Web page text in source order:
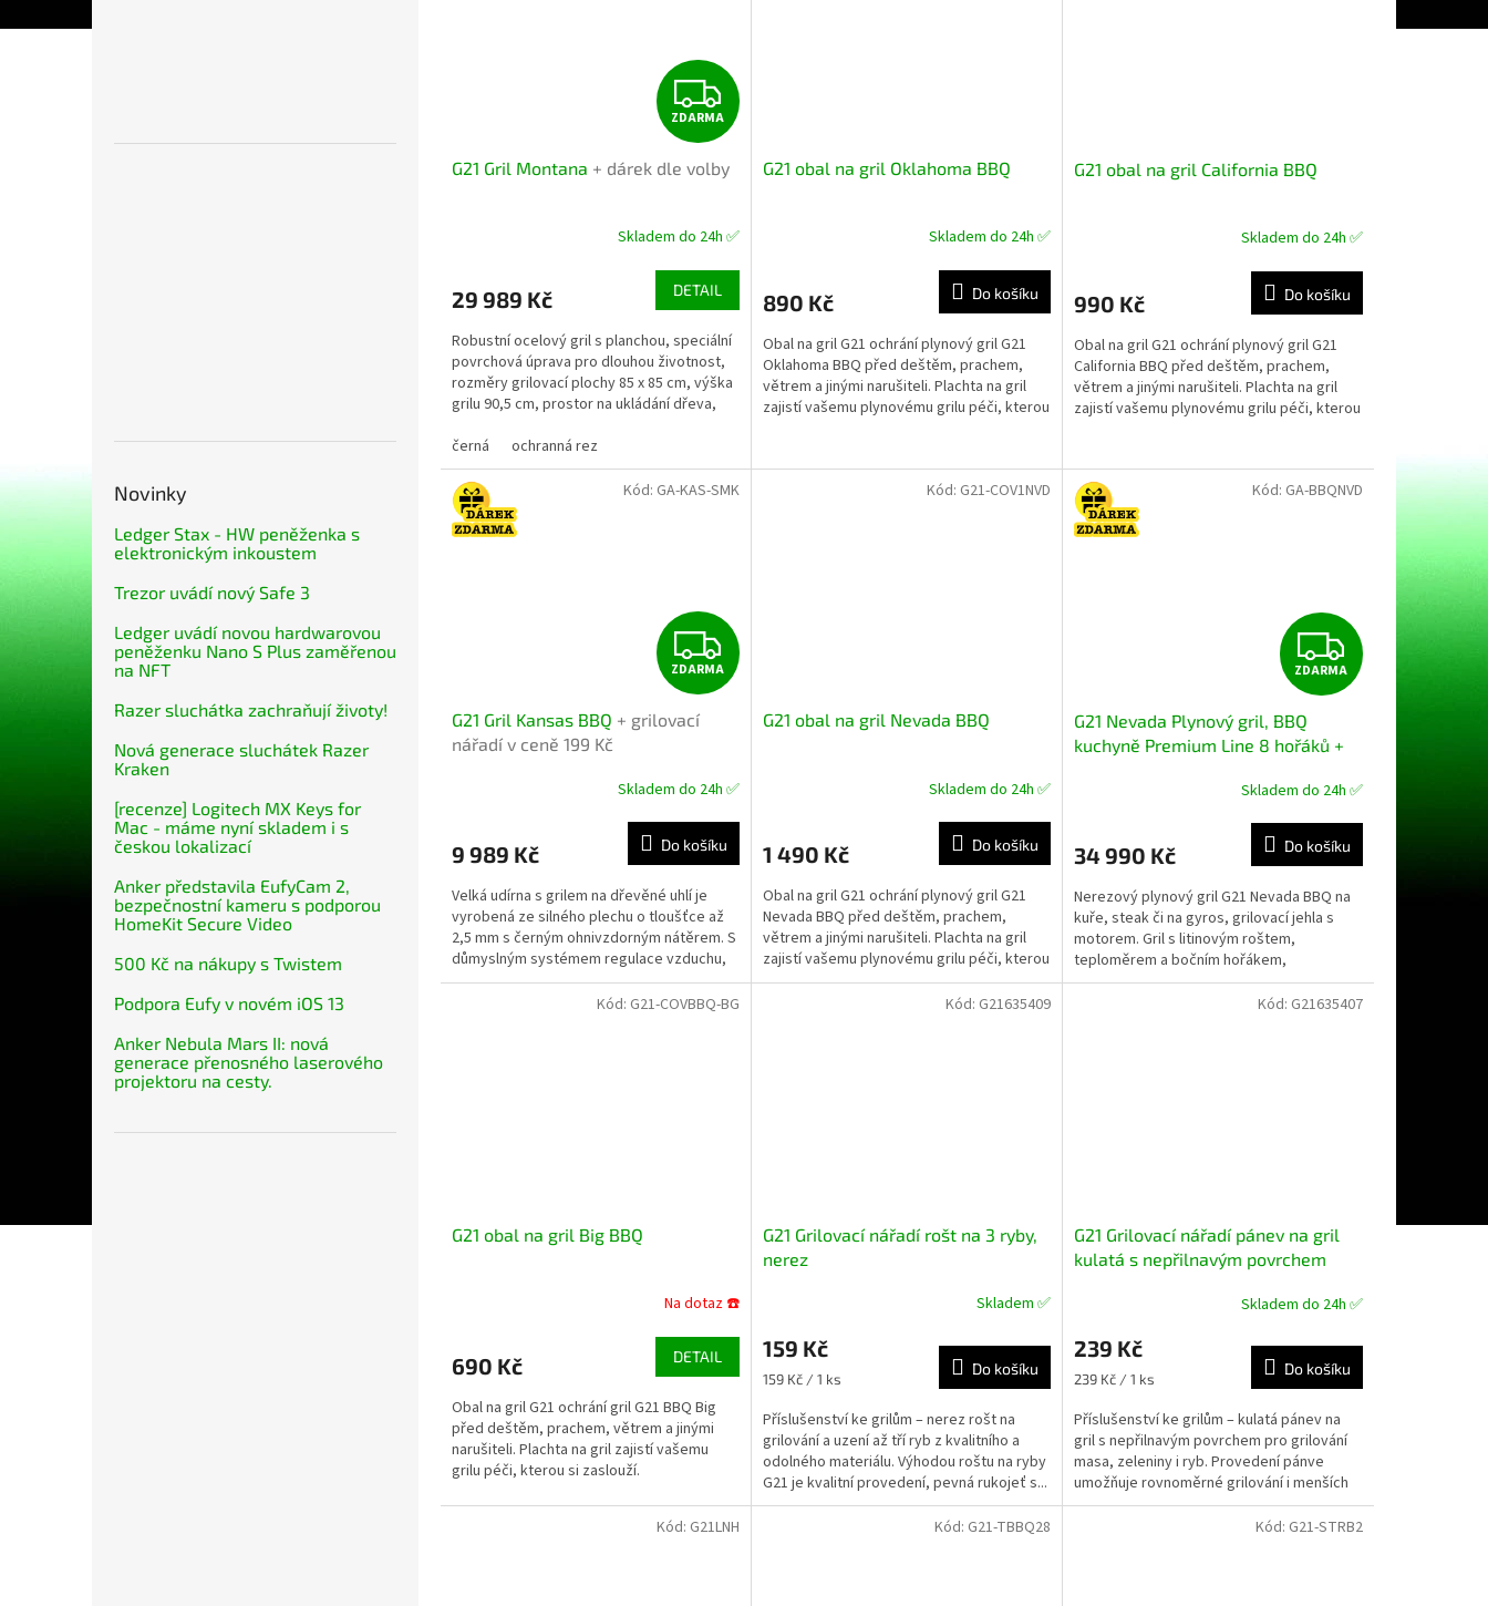
Novinky
Ledger Stax - HW peněženka s
elektronickým inkoustem
Trezor uvádí nový Safe 3
Ledger uvádí novou hardwarovou
peněženku Nano S Plus zaměřenou
na NFT
Razer sluchátka zachraňují životy!
Nová generace sluchátek Razer
Kraken
[recenze] Logitech MX Keys for
Mac - máme nyní skladem i s
českou lokalizací
Anker představila EufyCam 2,
bezpečnostní kameru s podporou
HomeKit Secure Video
500 Kč na nákupy s Twistem
Podpora Eufy v novém iOS 13
Anker Nebula Mars II: nová
generace přenosného laserového
projektoru na cesty.
Z
D
A
R
M
A
ZDARMA
G21 Gril Montana + dárek dle volby
Skladem do 24h ✅
29 989 Kč DETAIL
Robustní ocelový gril s planchou, speciální
povrchová úprava pro dlouhou životnost,
rozměry grilovací plochy 85 x 85 cm, výška
grilu 90,5 cm, prostor na ukládání dřeva,
černá
ochranná rez
G21 obal na gril Oklahoma BBQ
Skladem do 24h ✅
890 Kč Do košíku
Obal na gril G21 ochrání plynový gril G21
Oklahoma BBQ před deštěm, prachem,
větrem a jinými narušiteli. Plachta na gril
zajistí vašemu plynovému grilu péči, kterou
G21 obal na gril California BBQ
je
z
5
hvězdiček.
Skladem do 24h ✅
990 Kč Do košíku
Obal na gril G21 ochrání plynový gril G21
California BBQ před deštěm, prachem,
větrem a jinými narušiteli. Plachta na gril
zajistí vašemu plynovému grilu péči, kterou
Z
D
R
M
A
ZDARMA
G21 Gril Kansas BBQ + grilovací
nářadí v ceně 199 Kč
Skladem do 24h ✅
9 989 Kč Do košíku
Velká udírna s grilem na dřevěné uhlí je
vyrobená ze silného plechu o tloušťce až
2,5 mm s černým ohnivzdorným nátěrem. S
důmyslným systémem regulace vzduchu,
vestavěným...
Kód: GA-KAS-SMK
G21 obal na gril Nevada BBQ
Skladem do 24h ✅
1 490 Kč Do košíku
Obal na gril G21 ochrání plynový gril G21
Nevada BBQ před deštěm, prachem,
větrem a jinými narušiteli. Plachta na gril
zajistí vašemu plynovému grilu péči, kterou
si zaslouží.
Kód: G21-COV1NVD
Z
D
R
M
A
ZDARMA
G21 Nevada Plynový gril, BBQ
kuchyně Premium Line 8 hořáků +
Skladem do 24h ✅
34 990 Kč Do košíku
Nerezový plynový gril G21 Nevada BBQ na
kuře, steak či na gyros, grilovací jehla s
motorem. Gril s litinovým roštem,
teploměrem a bočním hořákem,
dohromady 8 hořáků (8 x 4kW),...
Kód: GA-BBQNVD
G21 obal na gril Big BBQ
Na dotaz ☎️
690 Kč DETAIL
Obal na gril G21 ochrání gril G21 BBQ Big
před deštěm, prachem, větrem a jinými
narušiteli. Plachta na gril zajistí vašemu
grilu péči, kterou si zaslouží.
Kód: G21-COVBBQ-BG
G21 Grilovací nářadí rošt na 3 ryby,
nerez
Skladem ✅
159 Kč
Měrná
159 Kč / 1 ks
Do košíku
Příslušenství ke grilům – nerez rošt na
grilování a uzení až tří ryb z kvalitního a
odolného materiálu. Výhodou roštu na ryby
G21 je kvalitní provedení, pevná rukojeť s...
Kód: G21635409
G21 Grilovací nářadí pánev na gril
kulatá s nepřilnavým povrchem
Skladem do 24h ✅
239 Kč
Měrná
239 Kč / 1 ks
Do košíku
Příslušenství ke grilům – kulatá pánev na
gril s nepřilnavým povrchem pro grilování
masa, zeleniny i ryb. Provedení pánve
umožňuje rovnoměrné grilování i menších
kousků...
Kód: G21635407
Kód: G21LNH Kód: G21-TBBQ28 Kód: G21-STRB2